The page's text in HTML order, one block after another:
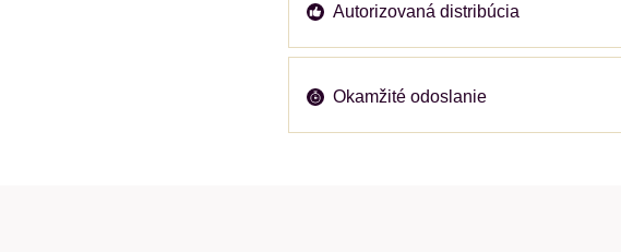
Autorizovaná distribúcia
Okamžité odoslanie